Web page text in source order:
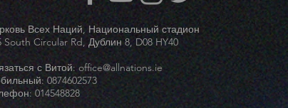
Всех Наций, Национальный стадион
South Circular Rd, Дублин 8, D08 HY40
с Витой: office@allnations.ie
0874602573
014548828